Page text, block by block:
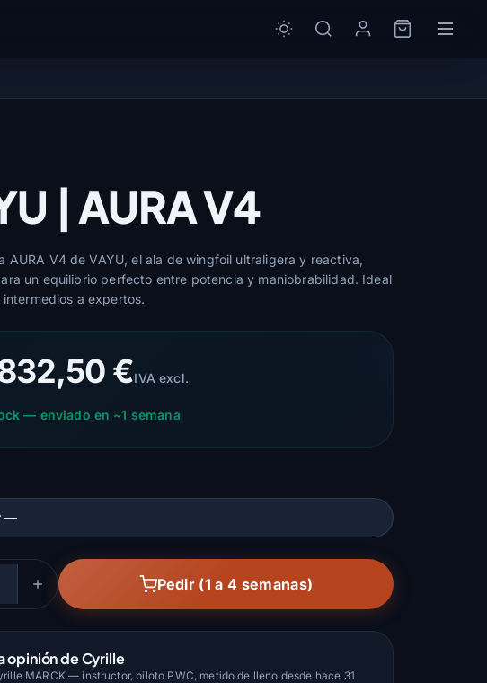
| AURA V4
AURA V4 de VAYU, el ala de wingfoil ultraligera y reactiva,
un equilibrio perfecto entre potencia y maniobrabilidad. Ideal
a expertos.
€IVA excl.
— enviado en ~1 semana
Pedir (1 a 4 semanas)
opinión de Cyrille
MARCK — instructor, piloto PWC, metido de lleno desde hace 31